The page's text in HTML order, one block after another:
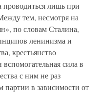
проводиться лишь при
тем, несмотря на
по словам Сталина,
ленинизма и
крестьянство
вспомогательная сила в
с ним не раз
партии в зависимости от